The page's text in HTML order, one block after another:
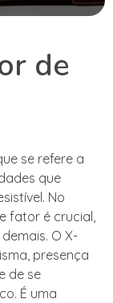
de
se refere a
que
No
fator é crucial,
O X-
presença
de se
É uma